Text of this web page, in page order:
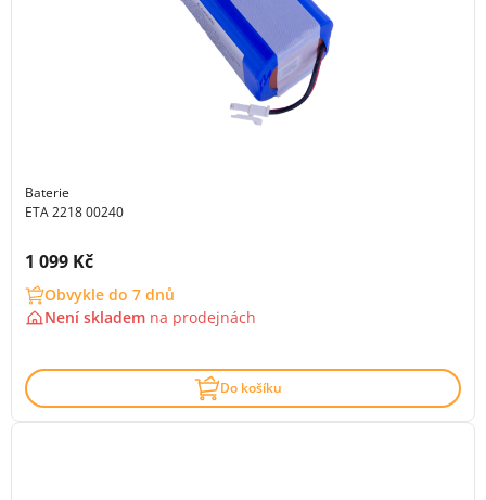
Baterie
ETA 2218 00240
Cena s DPH:
1 099 Kč
Obvykle do 7 dnů
Není skladem na prodejnách
Do košíku